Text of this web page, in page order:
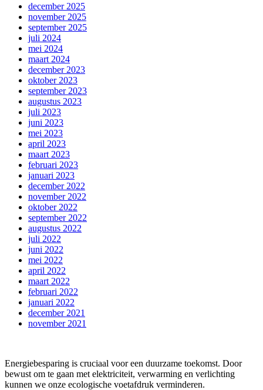
december 2025
november 2025
september 2025
juli 2024
mei 2024
maart 2024
december 2023
oktober 2023
september 2023
augustus 2023
juli 2023
juni 2023
mei 2023
april 2023
maart 2023
februari 2023
januari 2023
december 2022
november 2022
oktober 2022
september 2022
augustus 2022
juli 2022
juni 2022
mei 2022
april 2022
maart 2022
februari 2022
januari 2022
december 2021
november 2021
Energiebesparing is cruciaal voor een duurzame toekomst. Door
bewust om te gaan met elektriciteit, verwarming en verlichting
kunnen we onze ecologische voetafdruk verminderen.